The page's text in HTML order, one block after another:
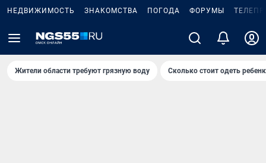
НЕДВИЖИМОСТЬ ЗНАКОМСТВА ПОГОДА ФОРУМЫ
Жители области требуют грязную воду Сколько стоит одеть